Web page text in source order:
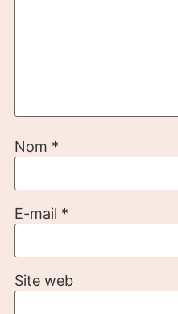
Nom *
E-mail *
Site web